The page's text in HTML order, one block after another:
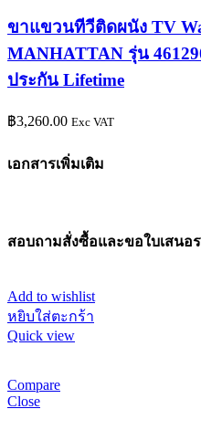
ขาแขวนทีวีติดผนัง TV
MANHATTAN รุ่น
ประกัน Lifetime
฿3,260.00 Exc VAT
เอกสารเพิ่มเติม
สอบถามสั่งซื้อและขอใบเสนอ
Add to wishlist
หยิบใส่ตะกร้า
Quick view
Compare
Close